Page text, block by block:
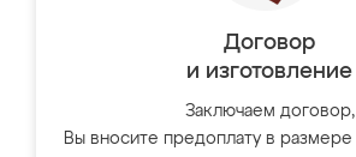
Договор
и изготовление
Заключаем договор,
Вы вносите предоплату в размере